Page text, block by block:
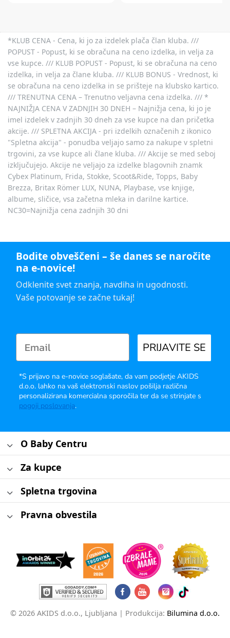
*KLUB CENA - Cena, ki jo za izdelek plača član kluba. ///
POPUST - Popust, ki se obračuna na ceno izdelka, in velja za
vse kupce. /// KLUB POPUST - Popust, ki se obračuna na ceno
izdelka, in velja za člane kluba. /// KLUB BONUS - Vrednost, ki
se obračuna na ceno izdelka in se prišteje na klubsko kartico.
/// TRENUTNA CENA – Trenutno veljavna cena izdelka. /// *
NAJNIŽJA CENA V ZADNJIH 30 DNEH – Najnižja cena, ki jo je
imel izdelek v zadnjih 30 dneh za vse kupce na dan pričetka
akcije. /// SPLETNA AKCIJA - pri izdelkih označenih z ikonico
"Spletna akcija" - ponudba veljajo samo za nakupe v spletni
trgovini, za vse kupce ali člane kluba. /// Akcije se med seboj
izključujejo. Akcije ne veljajo za izdelke blagovnih znamk
Cybex Platinum, Frida, Stokke, Scoot&Ride, Topps, Baby
Brezza, Britax Römer LUX, NUNA, Playbase, vse knjige,
albume, sličice, vsa začetna mleka in darilne kartice.
NC30=Najnižja cena zadnjih 30 dni
Bodite obveščeni – še danes se naročite
na e-novice!
Odklenite svet znanja, navdiha in ugodnosti.
Vaše potovanje se začne tukaj!
PRIJAVITE SE
*S prijavo na e-novice soglašate, da vam podjetje AKIDS
d.o.o. lahko na vaš elektronski naslov pošilja različna
personalizirana komercialna sporočila ter da se strinjate s
pogoji poslovanja.
O Baby Centru
Za kupce
Spletna trgovina
Pravna obvestila
© 2026 AKIDS d.o.o., Ljubljana | Produkcija: Bilumina d.o.o.